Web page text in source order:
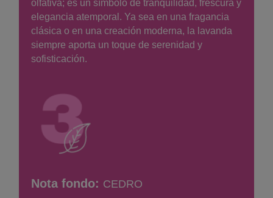
olfativa; es un símbolo de tranquilidad, frescura y
elegancia atemporal. Ya sea en una fragancia
clásica o en una creación moderna, la lavanda
siempre aporta un toque de serenidad y
sofisticación.
Nota fondo: CEDRO